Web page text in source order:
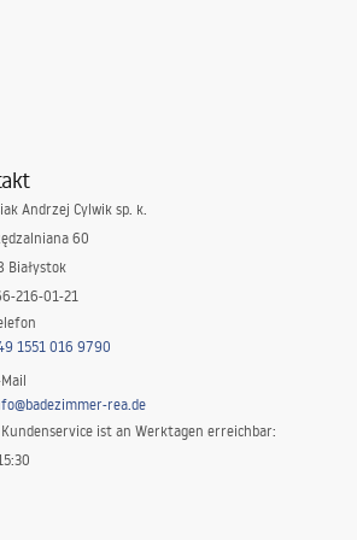
während eine hohe Duschwanne
passt. An einem Ort finden Sie
Andrzej Cylwik sp. k.
60
Białystok
216-01-21
1551 016 9790
rea.de
ist an Werktagen erreichbar: